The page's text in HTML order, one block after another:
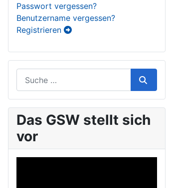
Passwort vergessen?
Benutzername vergessen?
Registrieren
Das GSW stellt sich
vor